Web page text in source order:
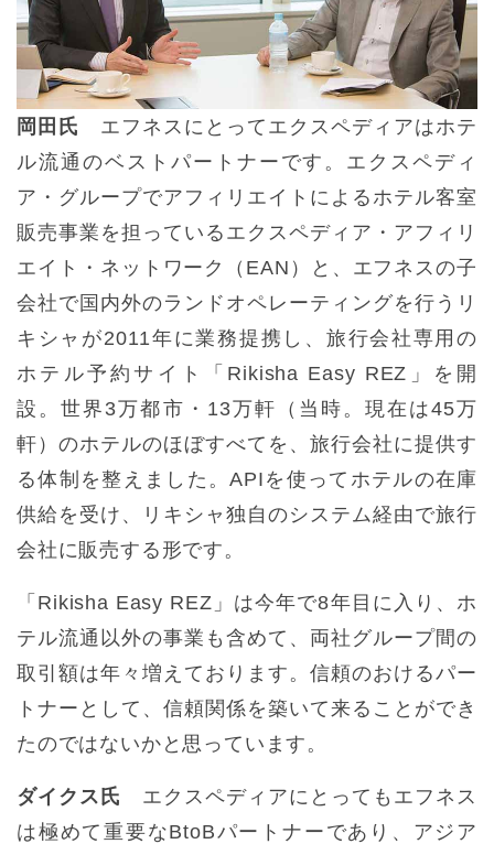
岡田氏
エフネスにとってエクスペディアはホテ
ル流通のベストパートナーです。エクスペディ
ア・グループでアフィリエイトによるホテル客室
販売事業を担っているエクスペディア・アフィリ
エイト・ネットワーク（EAN）と、エフネスの子
会社で国内外のランドオペレーティングを行うリ
キシャが2011年に業務提携し、旅行会社専用の
ホテル予約サイト「Rikisha Easy REZ」を開
設。世界3万都市・13万軒（当時。現在は45万
軒）のホテルのほぼすべてを、旅行会社に提供す
る体制を整えました。APIを使ってホテルの在庫
供給を受け、リキシャ独自のシステム経由で旅行
会社に販売する形です。
「Rikisha Easy REZ」は今年で8年目に入り、ホ
テル流通以外の事業も含めて、両社グループ間の
取引額は年々増えております。信頼のおけるパー
トナーとして、信頼関係を築いて来ることができ
たのではないかと思っています。
ダイクス氏
エクスペディアにとってもエフネス
は極めて重要なBtoBパートナーであり、アジア